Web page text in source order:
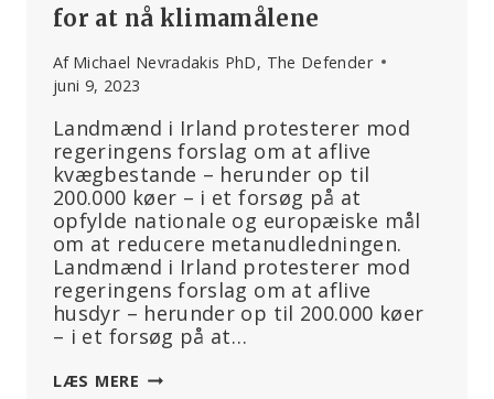
for at nå klimamålene
Af Michael Nevradakis PhD, The Defender
juni 9, 2023
Landmænd i Irland protesterer mod
regeringens forslag om at aflive
kvægbestande – herunder op til
200.000 køer – i et forsøg på at
opfylde nationale og europæiske mål
om at reducere metanudledningen.
Landmænd i Irland protesterer mod
regeringens forslag om at aflive
husdyr – herunder op til 200.000 køer
– i et forsøg på at…
LÆS MERE IRSKE